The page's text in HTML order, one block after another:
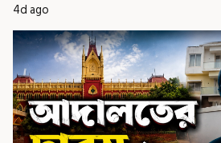
4d ago